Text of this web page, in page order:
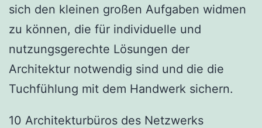
sich den kleinen großen Aufgaben widmen
zu können, die für individuelle und
nutzungsgerechte Lösungen der
Architektur notwendig sind und die die
Tuchfühlung mit dem Handwerk sichern.
10 Architekturbüros des Netzwerks